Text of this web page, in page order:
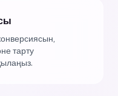
тарту